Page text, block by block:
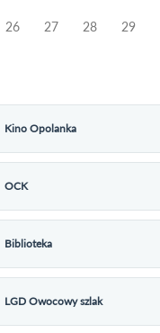
26 27 28 29
Kino Opolanka
OCK
Biblioteka
LGD Owocowy szlak